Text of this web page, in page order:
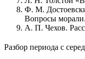
Ф. М.
Вопросы морали.
А. П. Чехов.
Разбор периода с